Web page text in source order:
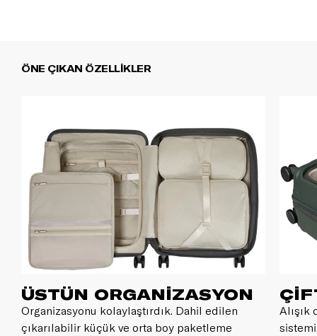
deneyimi ile Paralux'u sunuyoruz.
ÖNE ÇIKAN ÖZELLİKLER
ÜSTÜN ORGANİZASYON
Organizasyonu kolaylaştırdık. Dahil edilen
çıkarılabilir küçük ve orta boy paketleme
Alışık